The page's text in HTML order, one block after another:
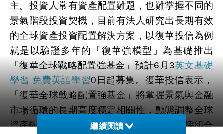
主。投資人常有資產配置難題，也難掌握不同的
景氣階段投資契機，目前有法人研究出長期有效
的全球資產投資配置解決方案，以復華投信為例
就是以驗證多年的「復華強模型」為基礎推出
「復華全球戰略配置強基金」預計6月3英文基礎
學習 免費英語學習0日起募集。復華投信表示，
「復華全球戰略配置強基金」將掌握景氣與金融
市場循環的長期高度穩定相關性，動態調整全球
資產配置，追求報酬/風險比極大化，同時採組合
繼續閱讀